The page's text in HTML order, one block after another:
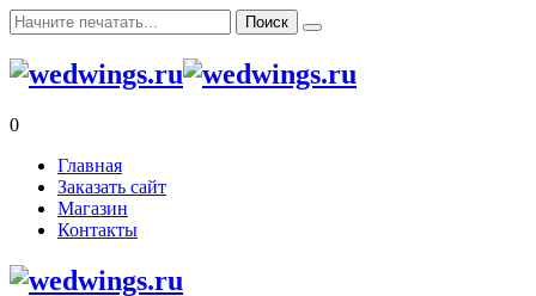
0
Главная
Заказать сайт
Магазин
Контакты